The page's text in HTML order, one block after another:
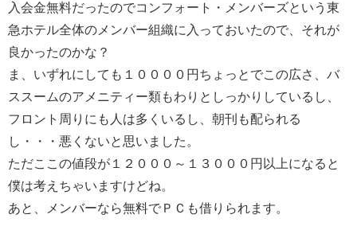
入会金無料だったのでコンフォート・メンバーズという東
急ホテル全体のメンバー組織に入っておいたので、それが
良かったのかな？
ま、いずれにしても１００００円ちょっとでこの広さ、バ
ススームのアメニティー類もわりとしっかりしているし、
フロント周りにも人は多くいるし、朝刊も配られる
し・・・悪くないと思いました。
ただここの値段が１２０００～１３０００円以上になると
僕は考えちゃいますけどね。
あと、メンバーなら無料でＰＣも借りられます。